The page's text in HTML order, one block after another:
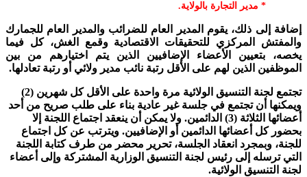
‏ * مدير التجارة بالولاية.
إضافة إلى ذلك، يقوم المدير العام للضرائب والمدير العام للجمارك
والمفتش المركزي للتحقيقات الاقتصادية وقمع الغش، كل فيما
يخصه، بتعيين الأعضاء الإضافيين الذين يتم اختيارهم من بين
الموظفين الذين لهم على الأقل رتبة نائب مدير ولائي أو رتبة تعادلها.
تجتمع لجنة التنسيق الولائية مرة واحدة على الأقل كل شهرين (2)
ويمكنها أن تجتمع في جلسة غير عادية بناء على طلب صريح من أحد
أعضائها الثلاثة (3) الدائمين. ولا يمكن أن ينعقد اجتماع اللجنة إلا
بحضور كل أعضائها الدائمين أو الإضافيين. ويترتب عن كل اجتماع
للجنة، وبمجرد انعقاد الجلسة، تحرير محضر من طرف كتابة اللجنة
التي ترسله إلى رئيس لجنة التنسيق الوزارية المشتركة وإلى أعضاء
لجنة التنسيق الولائية.